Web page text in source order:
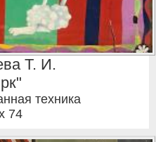
Т. И.
техника
74